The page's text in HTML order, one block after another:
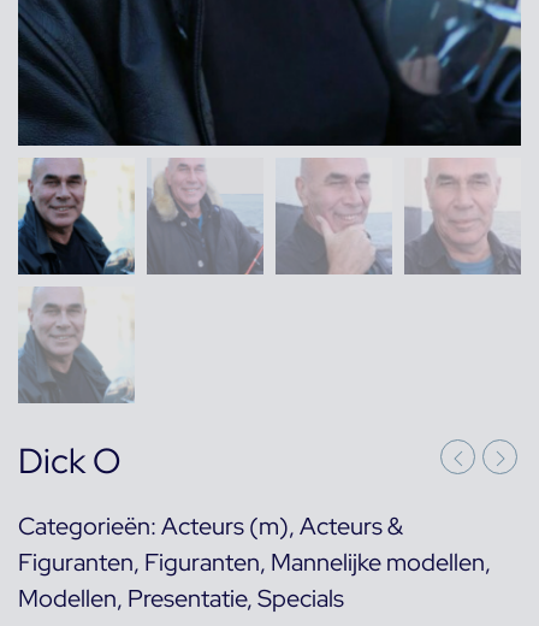
Dick O
Categorieën:Acteurs (m),Acteurs &
Figuranten, Figuranten, Mannelijke modellen,
Modellen, Presentatie,Specials